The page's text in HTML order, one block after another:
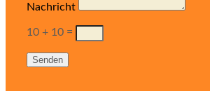
Nachricht
10 + 10 =
Senden